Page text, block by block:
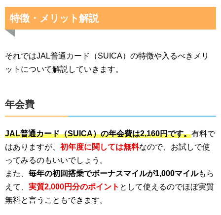
特徴・メリット解説
それではJAL普通カード（SUICA）の特徴や入るべきメリ
ットについて解説していきます。
年会費
JAL普通カード（SUICA）の年会費は2,160円です。有料で
はありますが、 初年度に関しては無料なので、お試しで使
ってみるのもいいでしょう。
また、 毎年の初回搭乗でボーナスマイルが1,000マイルもら
えて、 実質2,000円分のポイント として使えるのでほぼ実質
無料と言うこともできます。